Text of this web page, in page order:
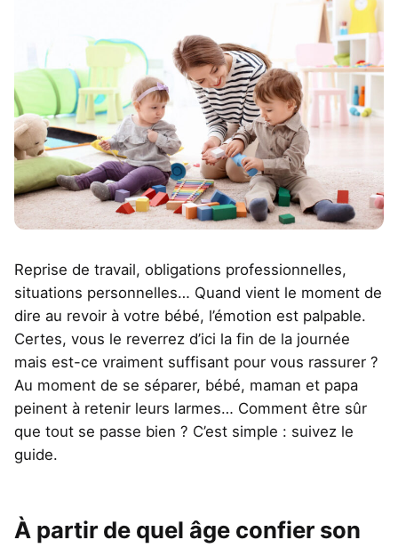
Reprise de travail, obligations professionnelles,
situations personnelles… Quand vient le moment de
dire au revoir à votre bébé, l’émotion est palpable.
Certes, vous le reverrez d’ici la fin de la journée
mais est-ce vraiment suffisant pour vous rassurer ?
Au moment de se séparer, bébé, maman et papa
peinent à retenir leurs larmes… Comment être sûr
que tout se passe bien ? C’est simple : suivez le
guide.
À partir de quel âge confier son